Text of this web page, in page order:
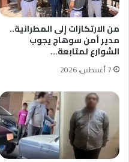
من الارتكازات إلى المطرانية..
مدير أمن سوهاج يجوب
الشوارع لمتابعة…
7 أغسطس، 2026